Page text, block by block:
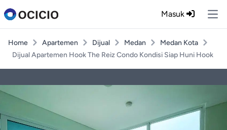
Masuk
Home Apartemen Dijual Medan
Medan Kota
Dijual Apartemen Hook The Reiz Condo Kondisi Siap Huni Hook